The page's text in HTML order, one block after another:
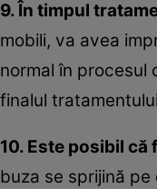
9. În timpul
mobili, va avea
normal în procesul
finalul
10. Este posibil
buza se sprijină